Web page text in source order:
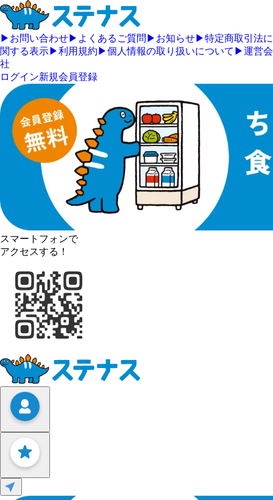
▶ お問い合わせ▶ よくあるご質問 ▶ お知らせ▶特定商取引法に
関する表示▶利用規約 ▶個人情報の取り扱いについて ▶運営会
社
ログイン新規会員登録
スマートフォンで
アクセスする！
Leaflet